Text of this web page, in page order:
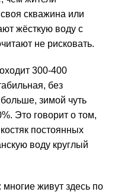
скважина или
жёсткую воду с
не рисковать.
300-400
без
зимой чуть
Это говорит о том,
постоянных
воду круглый
живут здесь по